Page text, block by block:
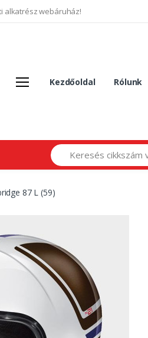
alkatrész webáruház!
Kezdőoldal Rólunk
Search
87 L (59)